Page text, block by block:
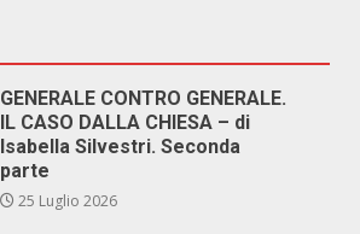
GENERALE CONTRO GENERALE.
IL CASO DALLA CHIESA – di
Isabella Silvestri. Seconda
parte
25 Luglio 2026